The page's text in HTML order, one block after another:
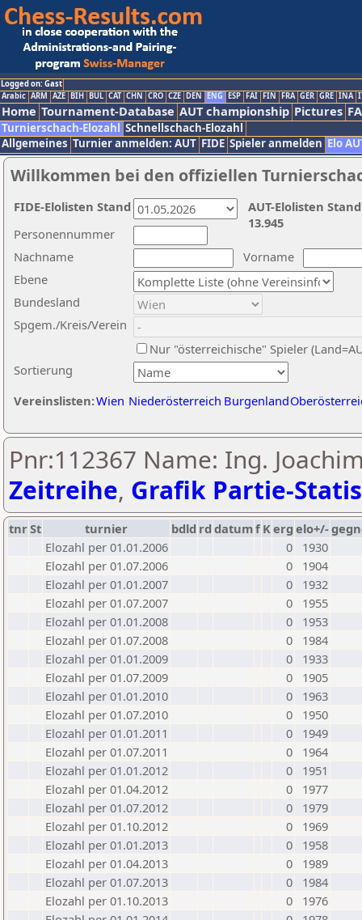
Logged on: Gast
Arabic ARM AZE BIH BUL CAT CHN CRO CZE DEN ENG ESP FAI FIN FRA GER GRE INA
Home Tournament-Database AUT championship Pictures
Turnierschach-Elozahl Schnellschach-Elozahl
Allgemeines Turnier anmelden: AUT FIDE Spieler anmelden Elo
Willkommen bei den offiziellen
Nachname
Vorname
Ebene
Sortierung
Personennummer
Bundesland
Spgem./Kreis/Verein
Nur "österreichische" Spieler
Vereinslisten:Wien Niederösterreich Burgenland
AUT-Elolisten
13.945
FIDE-Elolisten Stand
Pnr:112367 Name: Ing.
Zeitreihe, Grafik Partie-
tnrSt turnier bdld rd datumf Kerg elo+/-
Elozahl per 01.01.2006
0
1930
Elozahl per 01.07.2006
0
1904
Elozahl per 01.01.2007
0
1932
Elozahl per 01.07.2007
0
1955
Elozahl per 01.01.2008
0
1953
Elozahl per 01.07.2008
0
1984
Elozahl per 01.01.2009
0
1933
Elozahl per 01.07.2009
0
1905
Elozahl per 01.01.2010
0
1963
Elozahl per 01.07.2010
0
1950
Elozahl per 01.01.2011
0
1949
Elozahl per 01.07.2011
0
1964
Elozahl per 01.01.2012
0
1951
Elozahl per 01.04.2012
0
1977
Elozahl per 01.07.2012
0
1979
Elozahl per 01.10.2012
0
1969
Elozahl per 01.01.2013
0
1958
Elozahl per 01.04.2013
0
1989
Elozahl per 01.07.2013
0
1984
Elozahl per 01.10.2013
0
1976